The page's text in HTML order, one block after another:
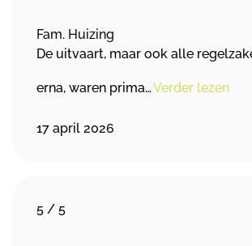
Fam. Huizing
De uitvaart, maar ook alle
erna, waren prima…Verder lezen
17 april 2026
5 / 5